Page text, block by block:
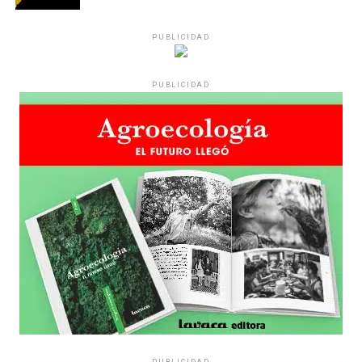
Hay varios hombres presentes: padres con sus hijas,
grupos de amigos, novios. «Con los pares que no tienen
sensibilidad al tema, la conversación se vuelve muy
estratégica, hay que evitar el choque frontal. Mi método
es a través del interrogante, que puedan encarnar la
pregunta», comparte Gonzalo, de 41 años.
PUBLICIDAD
PUBLICIDAD